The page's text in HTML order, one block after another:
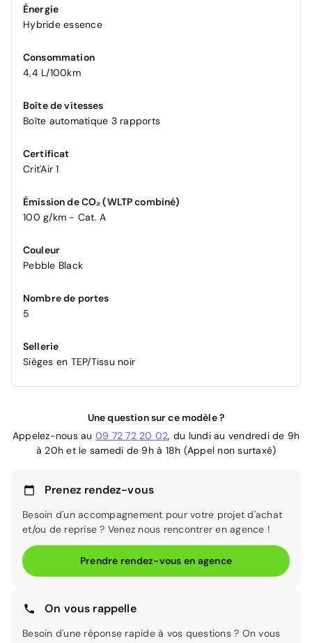
Énergie
Hybride essence
Consommation
4,4 L/100km
Boîte de vitesses
Boîte automatique 3 rapports
Certificat
Crit'Air 1
Émission de CO₂ (WLTP combiné)
100 g/km - Cat. A
Couleur
Pebble Black
Nombre de portes
5
Sellerie
Sièges en TEP/Tissu noir
Une question sur ce modèle ?
Appelez-nous au 09 72 72 20 02, du lundi au vendredi de 9h
à 20h et le samedi de 9h à 18h (Appel non surtaxé)
Prenez rendez-vous
Besoin d'un accompagnement pour votre projet d'achat
et/ou de reprise ? Venez nous rencontrer en agence !
Prendre rendez-vous en agence
On vous rappelle
Besoin d'une réponse rapide à vos questions ? On vous